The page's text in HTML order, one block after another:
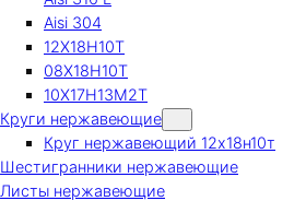
Aisi 304
12Х18Н10Т
08Х18Н10Т
10Х17Н13М2Т
Круги нержавеющие
Круг нержавеющий 12х18н10т
Шестигранники нержавеющие
Листы нержавеющие